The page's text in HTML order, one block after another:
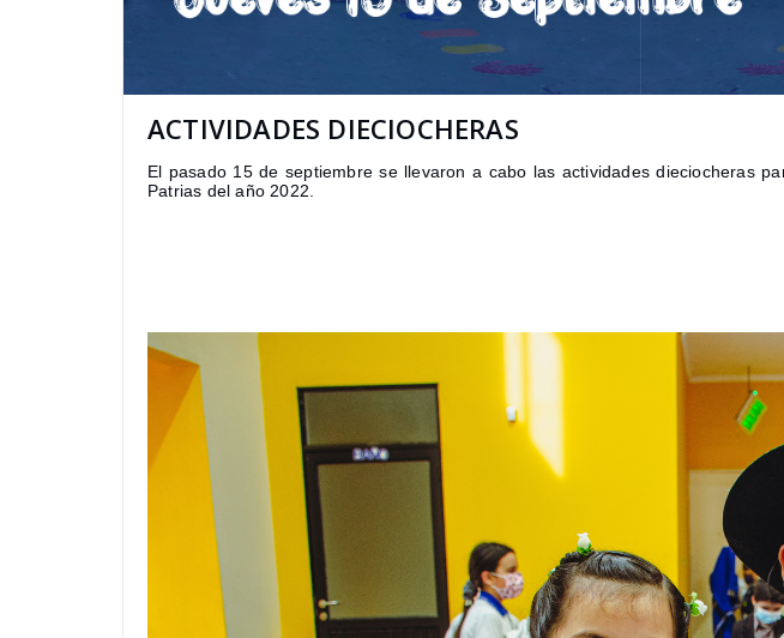
ACTIVIDADES DIECIOCHERAS
El pasado 15 de septiembre se llevaron a cabo las actividades dieciocheras
Patrias del año 2022.